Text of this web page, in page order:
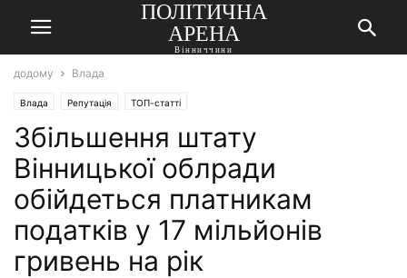
ПОЛІТИЧНА
АРЕНА
Вінниччини
додому Влада
Влада Репутація ТОП-статті
Збільшення штату
Вінницької облради
обійдеться платникам
податків у 17 мільйонів
гривень на рік